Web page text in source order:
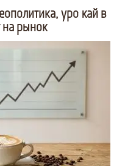
урожай в
на рынок